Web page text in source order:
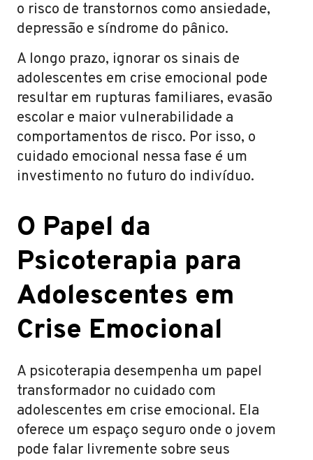
o risco de transtornos como ansiedade,
depressão e síndrome do pânico.
A longo prazo, ignorar os sinais de
adolescentes em crise emocional pode
resultar em rupturas familiares, evasão
escolar e maior vulnerabilidade a
comportamentos de risco. Por isso, o
cuidado emocional nessa fase é um
investimento no futuro do indivíduo.
O Papel da
Psicoterapia para
Adolescentes em
Crise Emocional
A psicoterapia desempenha um papel
transformador no cuidado com
adolescentes em crise emocional. Ela
oferece um espaço seguro onde o jovem
pode falar livremente sobre seus